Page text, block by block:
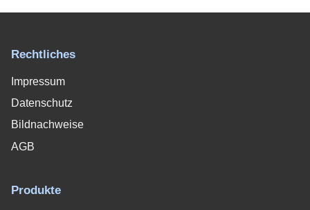
Rechtliches
Impressum
Datenschutz
Bildnachweise
AGB
Produkte